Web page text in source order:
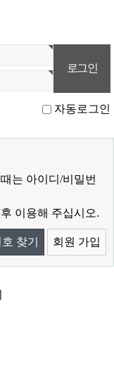
자동로그인
는 아이디/비밀번
이용해 주십시오.
찾기 회원 가입